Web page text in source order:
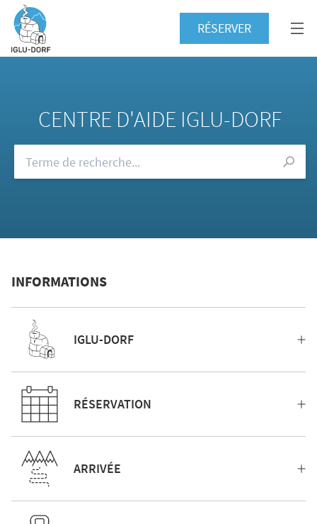
RÉSERVER
CENTRE D'AIDE IGLU-DORF
INFORMATIONS
IGLU-DORF
RÉSERVATION
ARRIVÉE